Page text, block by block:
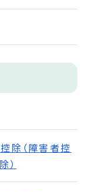
除（障害者控
）